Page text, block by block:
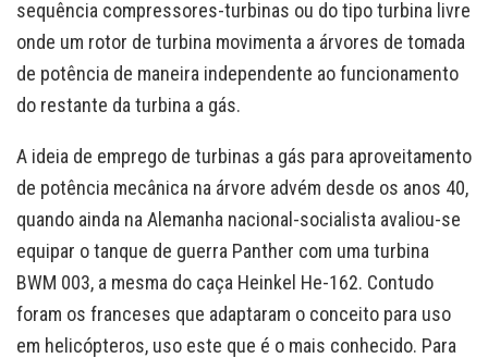
sequência compressores-turbinas ou do tipo turbina livre
onde um rotor de turbina movimenta a árvores de tomada
de potência de maneira independente ao funcionamento
do restante da turbina a gás.
A ideia de emprego de turbinas a gás para aproveitamento
de potência mecânica na árvore advém desde os anos 40,
quando ainda na Alemanha nacional-socialista avaliou-se
equipar o tanque de guerra Panther com uma turbina
BWM 003, a mesma do caça Heinkel He-162. Contudo
foram os franceses que adaptaram o conceito para uso
em helicópteros, uso este que é o mais conhecido. Para